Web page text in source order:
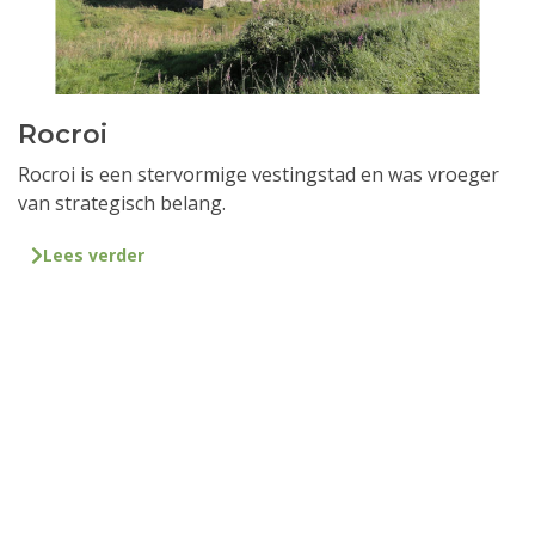
Rocroi
Rocroi is een stervormige vestingstad en was vroeger
van strategisch belang.
Lees verder